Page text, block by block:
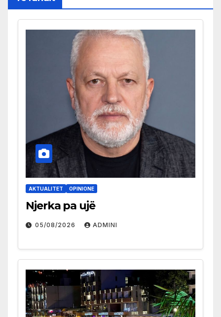
AKTUALITET OPINIONE
Njerka pa ujë
05/08/2026 ADMINI